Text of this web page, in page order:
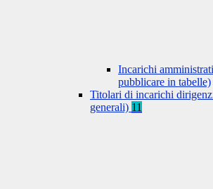
Incarichi
pubblicare in tabelle)
Titolari di incarichi
generali) 11